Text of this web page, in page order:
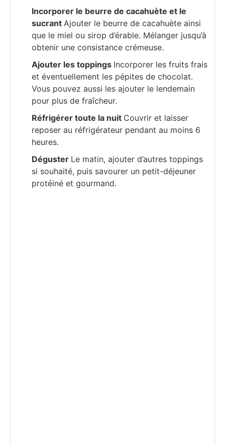
Incorporer le beurre de cacahuète et le
sucrant Ajouter le beurre de cacahuète ainsi
que le miel ou sirop d’érable. Mélanger jusqu’à
obtenir une consistance crémeuse.
Ajouter les toppings Incorporer les fruits frais
et éventuellement les pépites de chocolat.
Vous pouvez aussi les ajouter le lendemain
pour plus de fraîcheur.
Réfrigérer toute la nuit Couvrir et laisser
reposer au réfrigérateur pendant au moins 6
heures.
Déguster Le matin, ajouter d’autres toppings
si souhaité, puis savourer un petit-déjeuner
protéiné et gourmand.